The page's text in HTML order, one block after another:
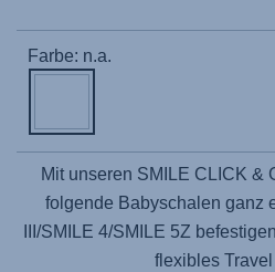
Farbe: n.a.
Mit unseren SMILE CLICK &
folgende Babyschalen ganz
III/SMILE 4/SMILE 5Z
flexibles